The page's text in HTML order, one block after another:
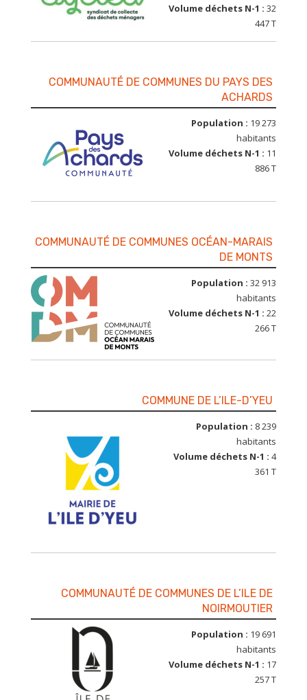
Volume déchets N-1 : 32
447 T
COMMUNAUTÉ DE COMMUNES DU PAYS DES
ACHARDS
Population : 19 273
habitants
Volume déchets N-1 : 11
886 T
COMMUNAUTÉ DE COMMUNES OCÉAN-MARAIS
DE MONTS
Population : 32 913
habitants
Volume déchets N-1 : 22
266 T
COMMUNE DE L’ILE-D’YEU
Population : 8 239
habitants
Volume déchets N-1 : 4
361 T
COMMUNAUTÉ DE COMMUNES DE L’ILE DE
NOIRMOUTIER
Population : 19 691
habitants
Volume déchets N-1 : 17
257 T